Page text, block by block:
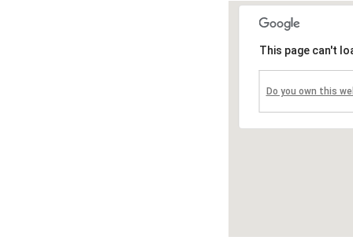
This page can't
Do you own this